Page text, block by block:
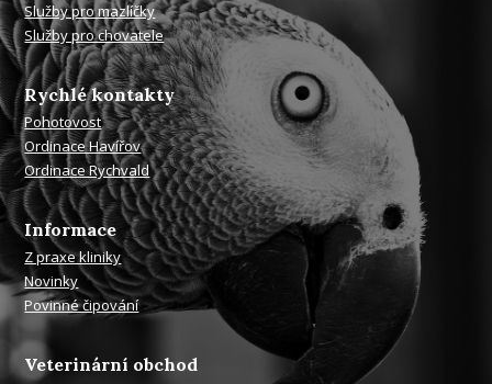
Služby pro mazlíčky
Služby pro chovatele
Rychlé kontakty
Pohotovost
Ordinace Havířov
Ordinace Rychvald
Informace
Z praxe kliniky
Novinky
Povinné čipování
Veterinární obchod